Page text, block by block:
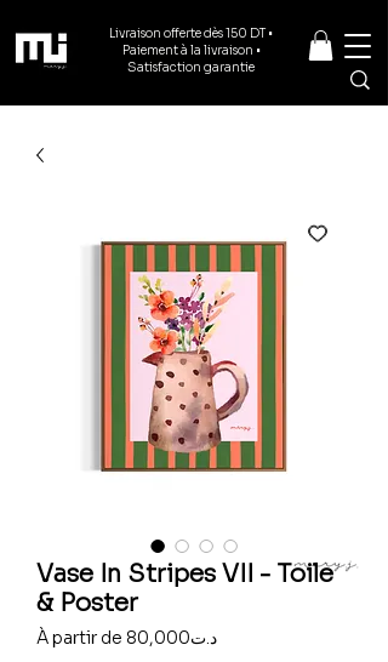
Livraison offerte dès 150 DT •
Paiement à la livraison •
Satisfaction garantie
Vase In Stripes VII - Toile
& Poster
À partir de 80,000د.تPrix